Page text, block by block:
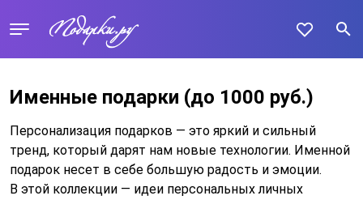
Именные подарки (до 1000 руб.)
Персонализация подарков — это яркий и сильный
тренд, который дарят нам новые технологии. Именной
подарок несет в себе большую радость и эмоции.
В этой коллекции — идеи персональных личных